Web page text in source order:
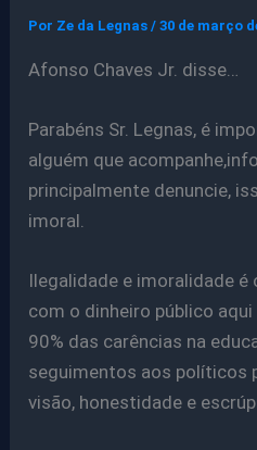
Por Ze da Legnas/30 de março
Afonso Chaves Jr. disse…
Parabéns Sr. Legnas, é
alguém que
principalmente denuncie,
imoral.
Ilegalidade e imoralidade
com o dinheiro público
90% das carências na
seguimentos aos políticos
visão, honestidade e